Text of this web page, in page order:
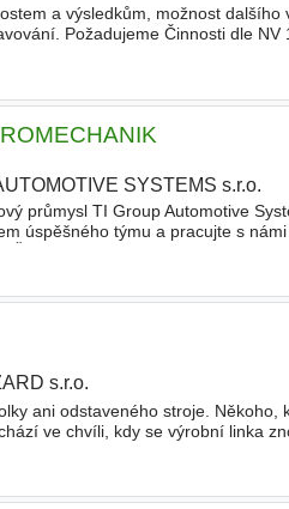
a výsledkům, možnost dalšího
Požadujeme Činnosti dle NV
SYSTEMS s.r.o.
průmysl TI Group Automotive
úspěšného týmu a pracujte s námi
s.r.o.
ani odstaveného stroje. Někoho,
ve chvíli, kdy se výrobní linka